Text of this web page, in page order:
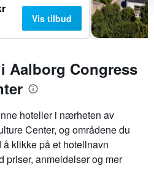
Vis tilbud
Aalborg Congress
hoteller i nærheten av
Center, og områdene du
klikke på et hotellnavn
priser, anmeldelser og mer